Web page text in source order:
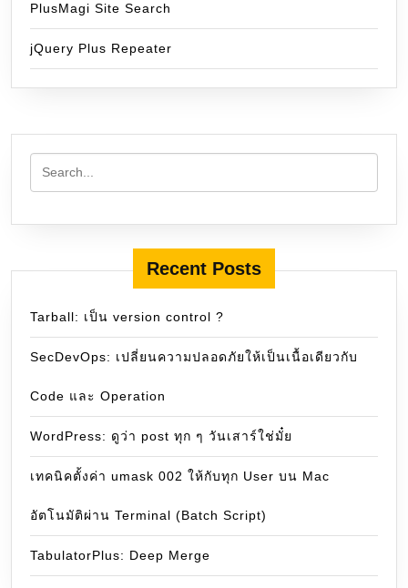
PlusMagi Site Search
jQuery Plus Repeater
Recent Posts
Tarball: เป็น version control ?
SecDevOps: เปลี่ยนความปลอดภัยให้เป็นเนื้อเดียวกับ
Code และ Operation
WordPress: ดูว่า post ทุก ๆ วันเสาร์ใช่มั๋ย
เทคนิคตั้งค่า umask 002 ให้กับทุก User บน Mac
อัตโนมัติผ่าน Terminal (Batch Script)
TabulatorPlus: Deep Merge